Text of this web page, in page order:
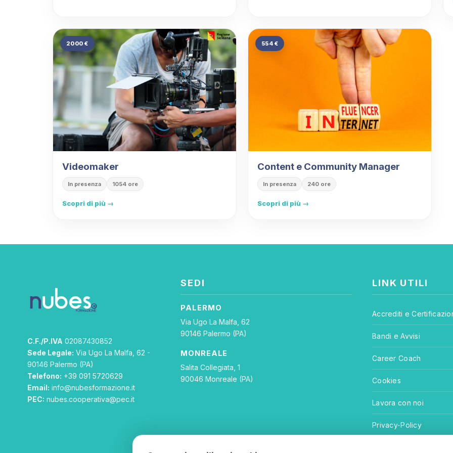
2000 €
Videomaker
In presenza 1054 ore
Scopri di più →
554 €
Content e Community Manager
In presenza 240 ore
Scopri di più →
C.F./P.IVA 02087430852
Sede Legale: Via Ugo La Malfa, 62 -
90146 Palermo (PA)
Telefono: +39 091 5720629
Email: info@nubesformazione.it
PEC: nubes.cooperativa@pec.it
SEDI
PALERMO
Via Ugo La Malfa, 62
90146 Palermo (PA)
MONREALE
Salita Collegiata, 1
90046 Monreale (PA)
LINK UTILI
Accrediti e
Bandi e Avvisi
Career Coach
Cookies
Lavora con noi
Privacy-Policy